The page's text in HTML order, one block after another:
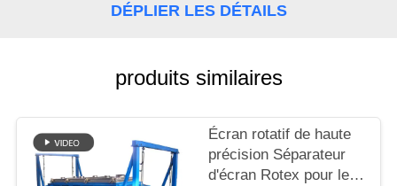
DEMANDEZ
DU
SITE
DÉPLIER LES DÉTAILS
produits similaires
Écran rotatif de haute
précision Séparateur
d'écran Rotex pour le